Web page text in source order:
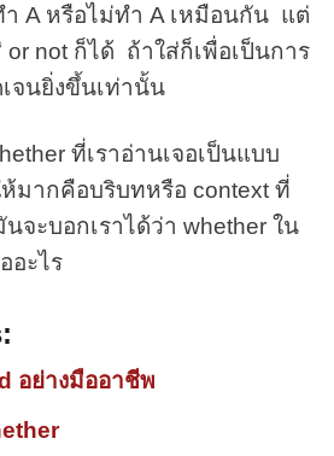
A หรือไม่ทำ A เหมือนกัน แต่
or not ก็ได้ ถ้าใส่ก็เพื่อเป็นการ
จนยิ่งขึ้นเท่านั้น
ที่เราอ่านเจอเป็นแบบ
มากคือบริบทหรือ context ที่
จะบอกเราได้ว่า whether ใน
อะไร
อย่างมืออาชีพ